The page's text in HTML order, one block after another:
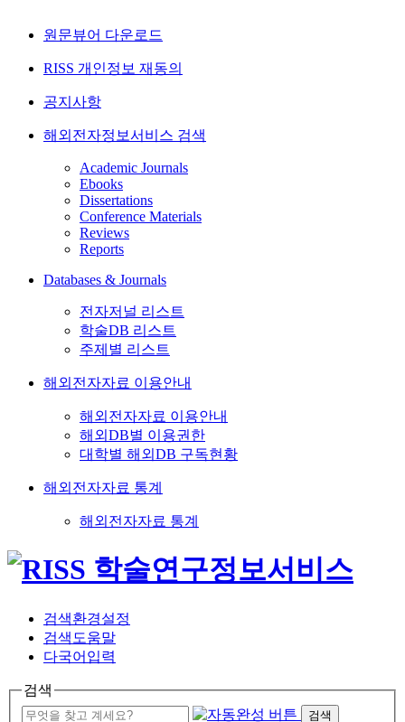
원문뷰어 다운로드
RISS 개인정보 재동의
공지사항
해외전자정보서비스 검색
Academic Journals
Ebooks
Dissertations
Conference Materials
Reviews
Reports
Databases & Journals
전자저널 리스트
학술DB 리스트
주제별 리스트
해외전자자료 이용안내
해외전자자료 이용안내
해외DB별 이용권한
대학별 해외DB 구독현황
해외전자자료 통계
해외전자자료 통계
검색환경설정
검색도움말
다국어입력
검색
검색